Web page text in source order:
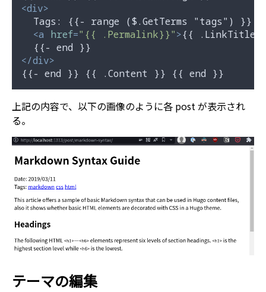
<div>
  Tags: {{- range ($.GetTerms "tags") }}
<a href="{{ .Permalink}}">{{ .LinkTitle
</div>
上記の内容で、以下の画像のように各 post が表示され
る。
テーマの編集